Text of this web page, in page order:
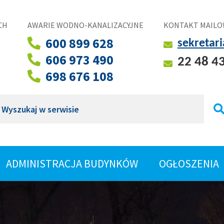
AWARIE WODNO-KANALIZACYJNE
600 899 628
606 973 490
698 676 108
KONTAKT
22 48
ROZWIŃ
ADMINISTRACJA BUDYNKÓW OGŁOSZENIA